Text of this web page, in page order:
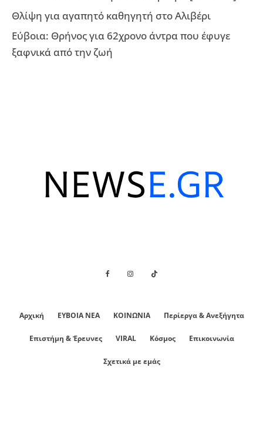
Θλίψη για αγαπητό καθηγητή στο Αλιβέρι
Εύβοια: Θρήνος για 62χρονο άντρα που έφυγε
ξαφνικά από την ζωή
Αρχική ΕΥΒΟΙΑ ΝΕΑ ΚΟΙΝΩΝΙΑ Περίεργα & Ανεξήγητα
Επιστήμη & Έρευνες VIRAL Κόσμος Επικοινωνία
Σχετικά με εμάς